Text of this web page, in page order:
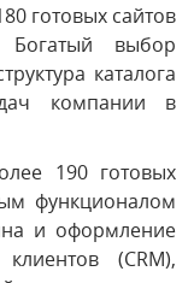
готовых сайтов
Богатый выбор
каталога
компании в
190 готовых
функционалом
и оформление
(CRM),